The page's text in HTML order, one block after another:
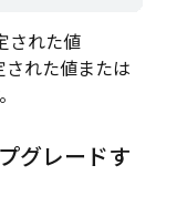
された値
された値または
グレードす